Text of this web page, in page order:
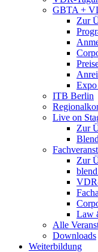
GBTA +
Zur
ITB Berlin
Live on
Zur
Zur
Law
Alle
Downloads
Weiterbildung